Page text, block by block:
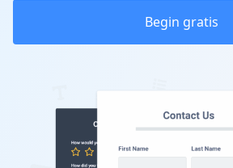
Begin gratis